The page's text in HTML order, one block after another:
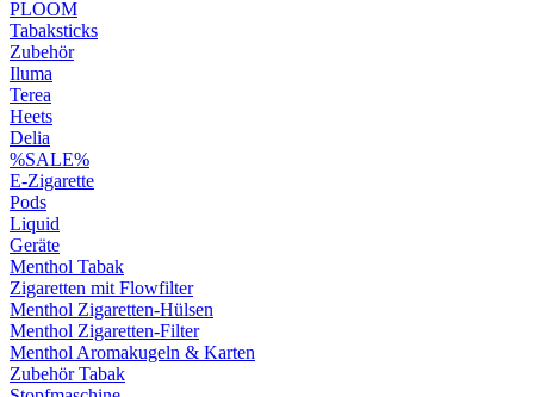
PLOOM
Tabaksticks
Zubehör
Iluma
Terea
Heets
Delia
%SALE%
E-Zigarette
Pods
Liquid
Geräte
Menthol Tabak
Zigaretten mit Flowfilter
Menthol Zigaretten-Hülsen
Menthol Zigaretten-Filter
Menthol Aromakugeln & Karten
Zubehör Tabak